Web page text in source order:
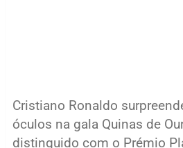
Cristiano Ronaldo
óculos na gala Quinas de
distinguido com o Prémio